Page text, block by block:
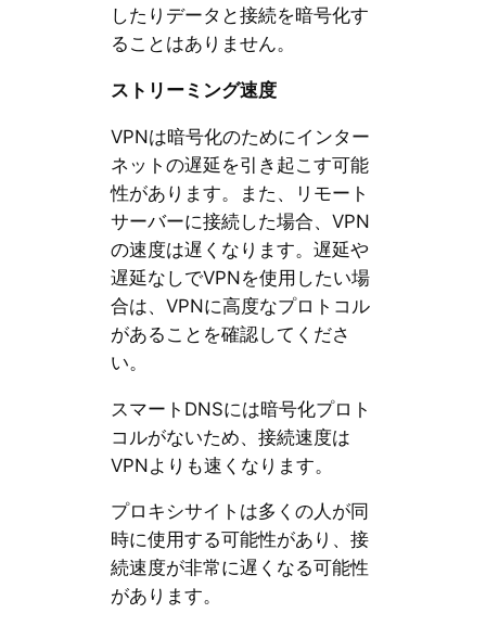
したりデータと接続を暗号化す
ることはありません。
ストリーミング速度
VPNは暗号化のためにインター
ネットの遅延を引き起こす可能
性があります。また、リモート
サーバーに接続した場合、VPN
の速度は遅くなります。遅延や
遅延なしでVPNを使用したい場
合は、VPNに高度なプロトコル
があることを確認してくださ
い。
スマートDNSには暗号化プロト
コルがないため、接続速度は
VPNよりも速くなります。
プロキシサイトは多くの人が同
時に使用する可能性があり、接
続速度が非常に遅くなる可能性
があります。